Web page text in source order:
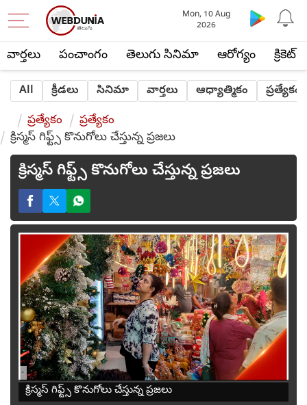
వార్తలు పంచాంగం తెలుగు సినిమా ఆరోగ్యం క్రికెట్
Mon, 10 Aug
2026
All క్రీడలు సినిమా వార్తలు ఆధ్యాత్మికం ప్రత్యేకం
ప్రత్యేకం
ప్రత్యేకం
క్రిస్మస్ గిఫ్ట్స్ కొనుగోలు చేస్తున్న ప్రజలు
క్రిస్మస్ గిఫ్ట్స్ కొనుగోలు చేస్తున్న ప్రజలు
-
క్రిస్మస్ గిఫ్ట్స్ కొనుగోలు చేస్తున్న ప్రజలు